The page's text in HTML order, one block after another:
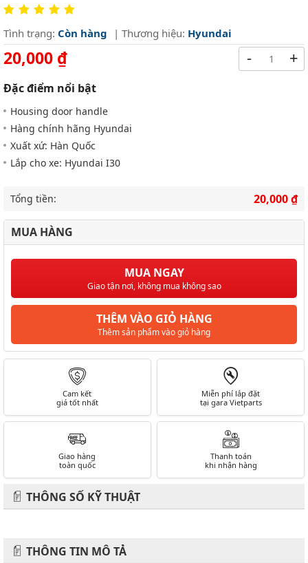
Tình trạng: Còn hàng | Thương hiệu: Hyundai
20,000 ₫
Đặc điểm nổi bật
Housing door handle
Hàng chính hãng Hyundai
Xuất xứ: Hàn Quốc
Lắp cho xe: Hyundai I30
- +
Tổng tiền: 20,000 ₫
MUA HÀNG
MUA NGAY
Giao tận nơi, không mua không sao
THÊM VÀO GIỎ HÀNG
Thêm sản phẩm vào giỏ hàng
Cam kết
giá tốt nhất
Miễn phí lắp đặt
tại gara Vietparts
Giao hàng
toàn quốc
Thanh toán
khi nhận hàng
THÔNG SỐ KỸ THUẬT
THÔNG TIN MÔ TẢ